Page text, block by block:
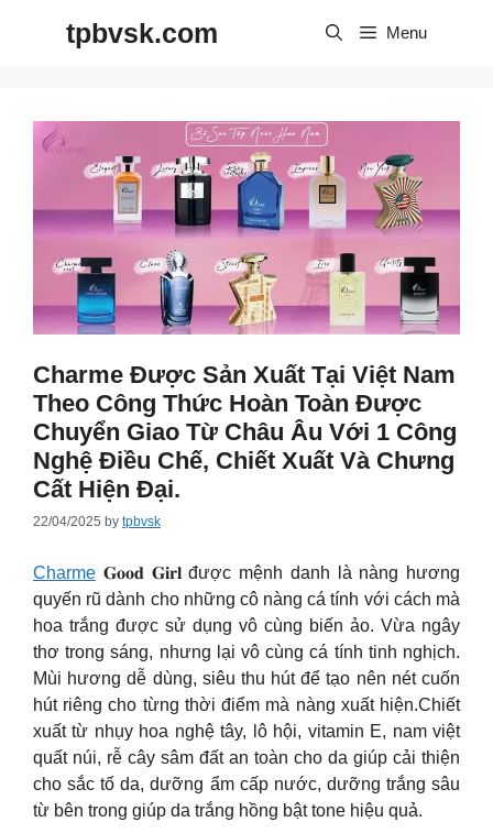
tpbvsk.com Menu
Charme Được Sản Xuất Tại Việt Nam
Theo Công Thức Hoàn Toàn Được
Chuyển Giao Từ Châu Âu Với 1 Công
Nghệ Điều Chế, Chiết Xuất Và Chưng
Cất Hiện Đại.
22/04/2025 by tpbvsk
Charme 𝐆𝐨𝐨𝐝 𝐆𝐢𝐫𝐥 được mệnh danh là nàng hương
quyến rũ dành cho những cô nàng cá tính với cách mà
hoa trắng được sử dụng vô cùng biến ảo. Vừa ngây
thơ trong sáng, nhưng lại vô cùng cá tính tinh nghịch.
Mùi hương dễ dùng, siêu thu hút để tạo nên nét cuốn
hút riêng cho từng thời điểm mà nàng xuất hiện.Chiết
xuất từ nhụy hoa nghệ tây, lô hội, vitamin E, nam việt
quất núi, rễ cây sâm đất an toàn cho da giúp cải thiện
cho sắc tố da, dưỡng ẩm cấp nước, dưỡng trắng sâu
từ bên trong giúp da trắng hồng bật tone hiệu quả.